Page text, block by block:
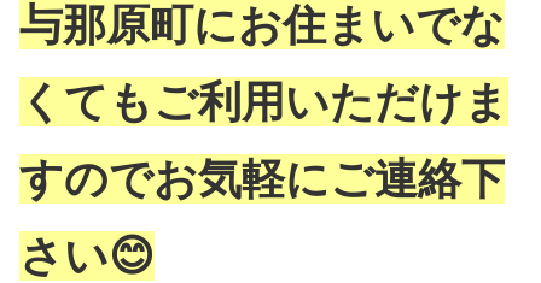
与那原町にお住まいでな
くてもご利用いただけま
すのでお気軽にご連絡下
さい😊